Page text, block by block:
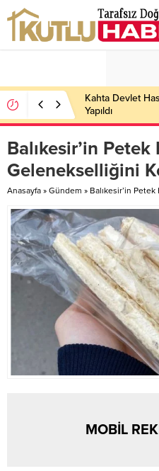
Kahta Devlet
Yapıldı
Balıkesir’in Petek
Gelenekselliğini
Anasayfa » Gündem » Balıkesir’in
MOBİL